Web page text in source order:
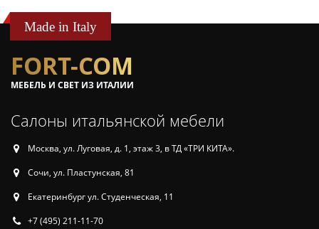
Made in Italy
FORT-COM
МЕБЕЛЬ И СВЕТ ИЗ ИТАЛИИ
Салоны итальянской мебели
Москва, ул. Луговая, д. 1, этаж 3, в ТД «ТРИ КИТА».
Сочи, ул. Пластунская, 81
Екатеринбург ул. Студенческая, 11
+7 (495) 211-11-70